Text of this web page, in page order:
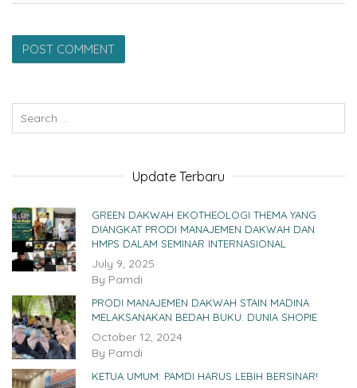
Update Terbaru
GREEN DAKWAH EKOTHEOLOGI THEMA YANG
DIANGKAT PRODI MANAJEMEN DAKWAH DAN
HMPS DALAM SEMINAR INTERNASIONAL
July 9, 2025
By Pamdi
PRODI MANAJEMEN DAKWAH STAIN MADINA
MELAKSANAKAN BEDAH BUKU: DUNIA SHOPIE
October 12, 2024
By Pamdi
KETUA UMUM: PAMDI HARUS LEBIH BERSINAR!